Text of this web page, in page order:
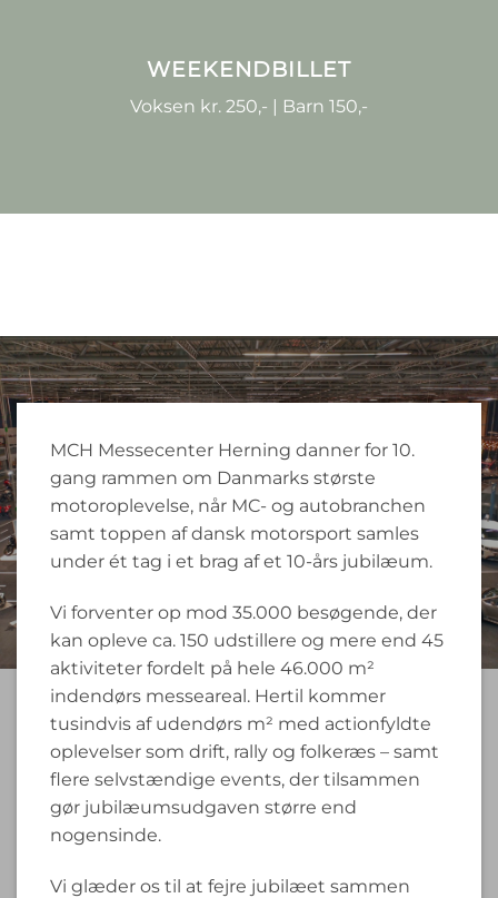
WEEKENDBILLET
Voksen kr. 250,- | Barn 150,-
MCH Messecenter Herning danner for 10.
gang rammen om Danmarks største
motoroplevelse, når MC- og autobranchen
samt toppen af dansk motorsport samles
under ét tag i et brag af et 10-års jubilæum.
Vi forventer op mod 35.000 besøgende, der
kan opleve ca. 150 udstillere og mere end 45
aktiviteter fordelt på hele 46.000 m²
indendørs messeareal. Hertil kommer
tusindvis af udendørs m² med actionfyldte
oplevelser som drift, rally og folkeræs – samt
flere selvstændige events, der tilsammen
gør jubilæumsudgaven større end
nogensinde.
Vi glæder os til at fejre jubilæet sammen